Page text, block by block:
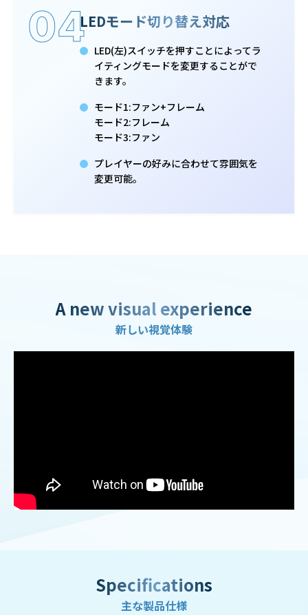
04LEDモード切り替え対応
LED(左)スイッチを押すことによってラ
イティングモードを変更することがで
きます。
モード1:ファン+フレーム
モード2:フレーム
モード3:ファン
プレイヤーの好みに合わせて雰囲気を
変更可能。
A new visual experience
新しい視覚体験
Specifications
主な製品仕様